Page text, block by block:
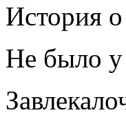
История
Не было у